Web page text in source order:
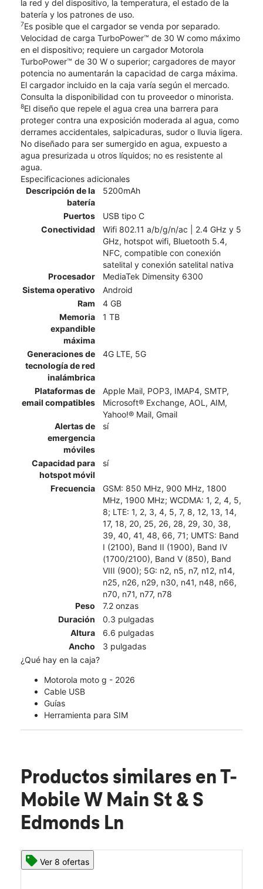
la red y del dispositivo, la temperatura, el estado de la
batería y los patrones de uso.
7Es posible que el cargador se venda por separado.
Velocidad de carga TurboPower™ de 30 W como máximo
en el dispositivo; requiere un cargador Motorola
TurboPower™ de 30 W o superior; cargadores de mayor
potencia no aumentarán la capacidad de carga máxima.
El cargador incluido en la caja varía según el mercado.
Consulta la disponibilidad con tu proveedor o minorista.
8El diseño que repele el agua crea una barrera para
proteger contra una exposición moderada al agua, como
derrames accidentales, salpicaduras, sudor o lluvia ligera.
No diseñado para ser sumergido en agua, expuesto a
agua presurizada u otros líquidos; no es resistente al
agua.
Especificaciones adicionales
Descripción de la
batería
5200mAh
Puertos
USB tipo C
Conectividad
Wifi 802.11 a/b/g/n/ac | 2.4 GHz y 5
GHz, hotspot wifi, Bluetooth 5.4,
NFC, compatible con conexión
satelital y conexión satelital nativa
Procesador
MediaTek Dimensity 6300
Sistema operativo
Android
Ram
4 GB
Memoria
expandible
máxima
1 TB
Generaciones de
tecnología de red
inalámbrica
4G LTE, 5G
Plataformas de
email compatibles
Apple Mail, POP3, IMAP4, SMTP,
Microsoft® Exchange, AOL, AIM,
Yahoo!® Mail, Gmail
Alertas de
emergencia
móviles
sí
Capacidad para
hotspot móvil
sí
Frecuencia
GSM: 850 MHz, 900 MHz, 1800
MHz, 1900 MHz; WCDMA: 1, 2, 4, 5,
8; LTE: 1, 2, 3, 4, 5, 7, 8, 12, 13, 14,
17, 18, 20, 25, 26, 28, 29, 30, 38,
39, 40, 41, 48, 66, 71; UMTS: Band
I (2100), Band II (1900), Band IV
(1700/2100), Band V (850), Band
VIII (900); 5G: n2, n5, n7, n12, n14,
n25, n26, n29, n30, n41, n48, n66,
n70, n71, n77, n78
Peso
7.2 onzas
Duración
0.3 pulgadas
Altura
6.6 pulgadas
Ancho
3 pulgadas
¿Qué hay en la caja?
Motorola moto g - 2026
Cable USB
Guías
Herramienta para SIM
Productos similares en T-
Mobile W Main St & S
Edmonds Ln
Ver 8 ofertas